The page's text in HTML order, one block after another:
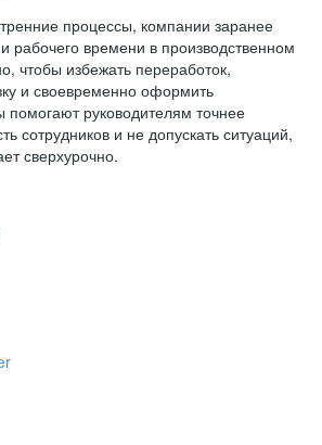
процессы, компании заранее
рабочего времени в производственном
чтобы избежать переработок,
и своевременно оформить
руководителям точнее
сотрудников и не допускать ситуаций,
сверхурочно.